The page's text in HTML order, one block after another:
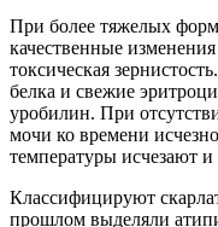
При более тяжелых
качественные
токсическая
белка и свежие
уробилин. При
мочи ко времени
температуры исчезают и
Классифицируют
прошлом выделяли